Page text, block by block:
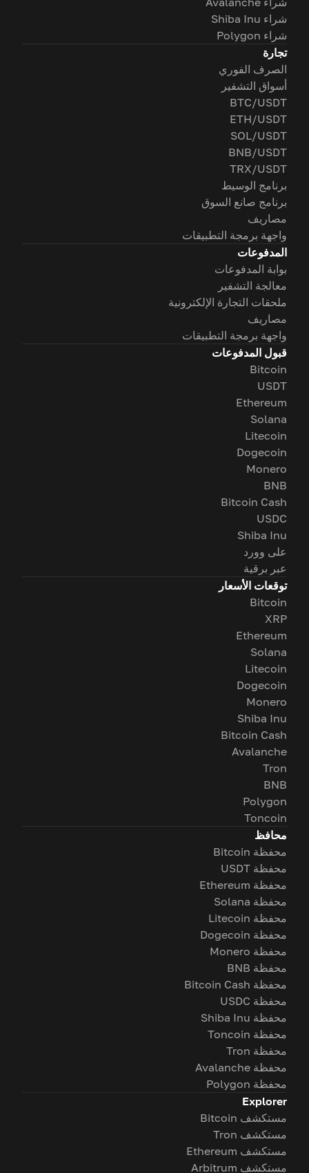
شراء Shiba Inu
شراء Polygon
تجارة
الصرف الفوري
أسواق التشفير
BTC/USDT
ETH/USDT
SOL/USDT
BNB/USDT
TRX/USDT
برنامج الوسيط
برنامج صانع السوق
مصاريف
واجهة برمجة التطبيقات
المدفوعات
بوابة المدفوعات
معالجة التشفير
ملحقات التجارة الإلكترونية
مصاريف
واجهة برمجة التطبيقات
قبول المدفوعات
Bitcoin
USDT
Ethereum
Solana
Litecoin
Dogecoin
Monero
BNB
Bitcoin Cash
USDC
Shiba Inu
على وورد
عبر برقية
توقعات الأسعار
Bitcoin
XRP
Ethereum
Solana
Litecoin
Dogecoin
Monero
Shiba Inu
Bitcoin Cash
Avalanche
Tron
BNB
Polygon
Toncoin
محافظ
محفظة Bitcoin
محفظة USDT
محفظة Ethereum
محفظة Solana
محفظة Litecoin
محفظة Dogecoin
محفظة Monero
محفظة BNB
محفظة Bitcoin Cash
محفظة USDC
محفظة Shiba Inu
محفظة Toncoin
محفظة Tron
محفظة Avalanche
محفظة Polygon
Explorer
مستكشف Bitcoin
مستكشف Tron
مستكشف Ethereum
مستكشف Arbitrum